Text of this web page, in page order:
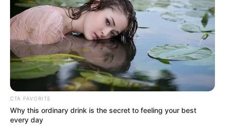
นักเขียน
อิสฺวาสุ
เชื่อในสิ่งที่เฮ็ด เฮ็ดในสิ่งที่เชื่อ
เนื้อหาที่ได้รับการโปรโมต
CTA FAVORITE
Why this ordinary drink is the secret to feeling your best
every day